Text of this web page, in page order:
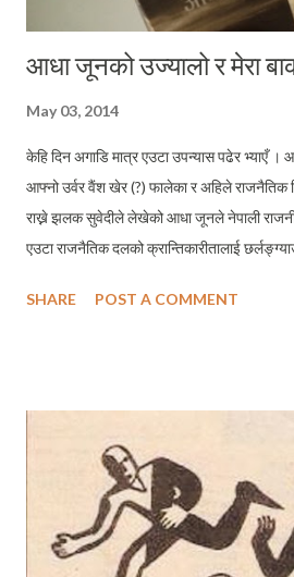
आधा जूनको उज्यालो र मेरा
May 03, 2014
केहि दिन अगाडि मात्र एउटा उपन्यास पढेर भ्याएँ ।
आफ्नो उर्वर वैंश खेर (?) फालेका र अहिले राजनैतिक
राख्ने झलक सुवेदीले लेखेको आधा जूनले नेपाली
एउटा राजनैतिक दलको क्रान्तिकारीतालाई
नवसामन्तहरूको पहुँचमा पुग्यो, र किन आज मान्छेहरू
राज्यव्यवस्था निमार्णको लक्ष्य बोकेर रक्त
कम्युनिष्ट आन्दोलनमा सरिक भएका हजारौ इमान्दार
प्रतिनिधी पात्र हो । निर्दलीय पञ्चायती
इमान्दार योद्दाका रूपमा ऊ परिवर्तनको सपना मनमा
SHARE POST A COMMENT